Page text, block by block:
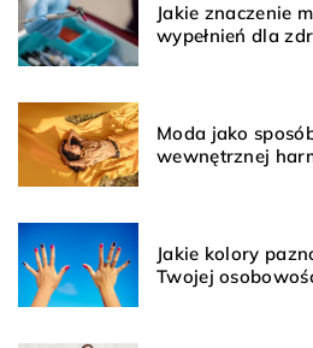
Jakie znaczenie
wypełnień dla
Moda jako
wewnętrznej
Jakie kolory
Twojej